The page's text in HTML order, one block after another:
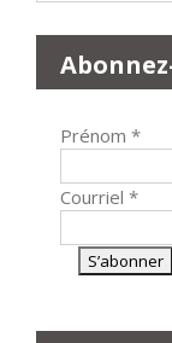
Prénom *
Courriel *